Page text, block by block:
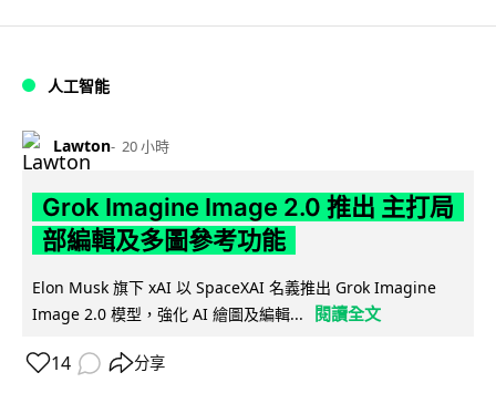
人工智能
Lawton 20 小時
Grok Imagine Image 2.0 推出 主打局
部編輯及多圖參考功能
Elon Musk 旗下 xAI 以 SpaceXAI 名義推出 Grok Imagine
Image 2.0 模型，強化 AI 繪圖及編輯...
閱讀全文
14 分享